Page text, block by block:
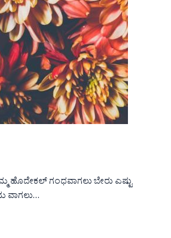
ಹೊದೇಕಲ್ ಗಂಧವಾಗಲು ಬೇರು ಎಷ್ಟು